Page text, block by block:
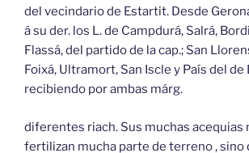
del vecindario de Estartit. Desde
á su der. los L. de Campdurá, Salrá,
Flassá, del partido de la cap.; San
Foixá, Ultramort, San Iscle y País del de
recibiendo por ambas márg.
diferentes riach. Sus muchas acequias
fertilizan mucha parte de terreno , sino